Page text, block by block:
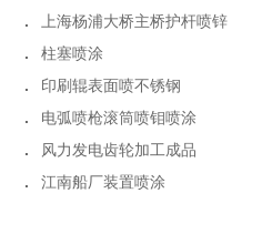
.
上海杨浦大桥主桥护杆喷锌
.
柱塞喷涂
.
印刷辊表面喷不锈钢
.
电弧喷枪滚筒喷钼喷涂
.
风力发电齿轮加工成品
.
江南船厂装置喷涂